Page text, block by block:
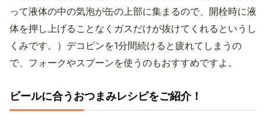
って液体の中の気泡が缶の上部に集まるので、開栓時に液
体を押し上げることなくガスだけが抜けてくれるというし
くみです。）デコピンを1分間続けると疲れてしまうの
で、フォークやスプーンを使うのもおすすめですよ。
ビールに合うおつまみレシピをご紹介！